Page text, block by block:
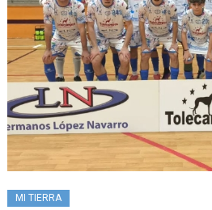
MI TIERRA